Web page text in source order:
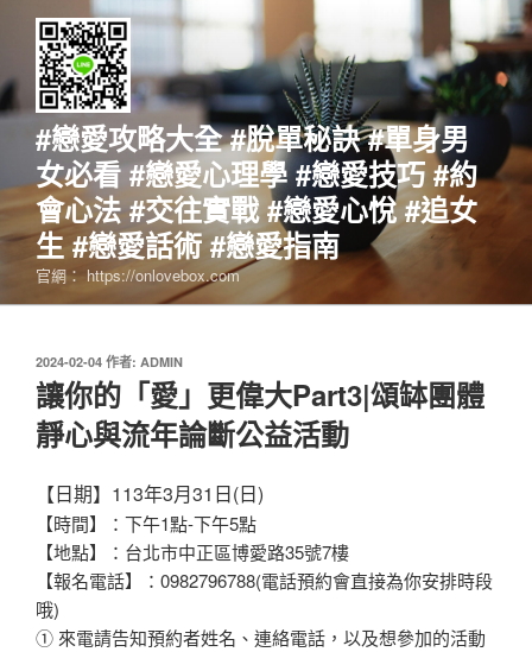
要
#戀愛攻略大全 #脫單秘訣 #單身男
女必看 #戀愛心理學 #戀愛技巧 #約
會心法 #交往實戰 #戀愛心悅 #追女
生 #戀愛話術 #戀愛指南
官網： https://onlovebox.com
發
佈
於
2024-02-04 作者: ADMIN
讓你的「愛」更偉大Part3|頌缽團體
靜心與流年論斷公益活動
【日期】113年3月31日(日)
【時間】：下午1點-下午5點
【地點】：台北市中正區博愛路35號7樓
【報名電話】：0982796788(電話預約會直接為你安排時段
哦)
① 來電請告知預約者姓名、連絡電話，以及想參加的活動